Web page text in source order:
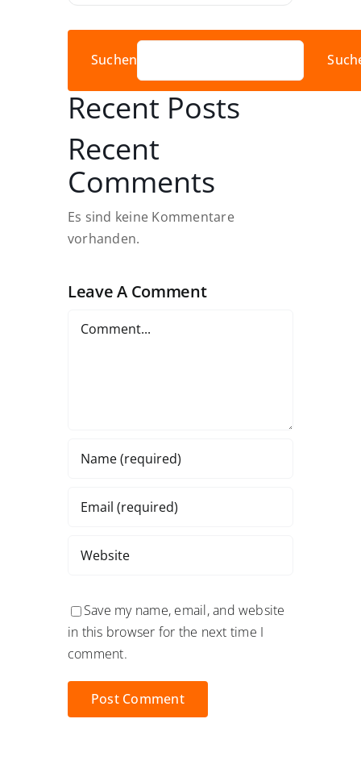
Suchen
Recent Posts
Recent
Comments
Es sind keine Kommentare
vorhanden.
Leave A Comment
Save my name, email, and website
in this browser for the next time I
comment.